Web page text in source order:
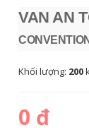
VAN AN
Khối lượng: 200
0 đ